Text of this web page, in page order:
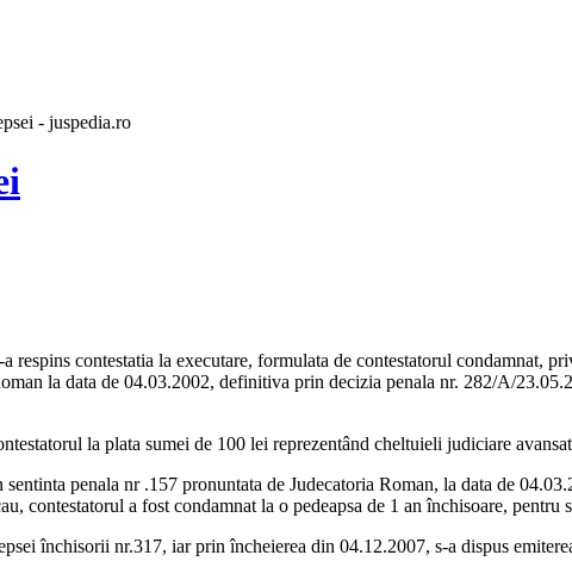
- juspedia.ro
respins contestatia la executare, formulata de contestatorul condamnat,
la data de 04.03.2002, definitiva prin decizia penala nr. 282/A/
la plata sumei de 100 lei reprezentând cheltuieli judiciare
penala nr .157 pronuntata de Judecatoria Roman, la data de
contestatorul a fost condamnat la o pedeapsa de 1 an închisoare,
închisorii nr.317, iar prin încheierea din 04.12.2007, s-a dispus